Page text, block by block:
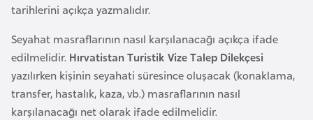
tarihlerini açıkça yazmalıdır.
Seyahat masraflarının nasıl karşılanacağı açıkça ifade
edilmelidir. Hırvatistan Turistik Vize Talep Dilekçesi
yazılırken kişinin seyahati süresince oluşacak (konaklama,
transfer, hastalık, kaza, vb.) masraflarının nasıl
karşılanacağı net olarak ifade edilmelidir.
B
a
h
r
e
y